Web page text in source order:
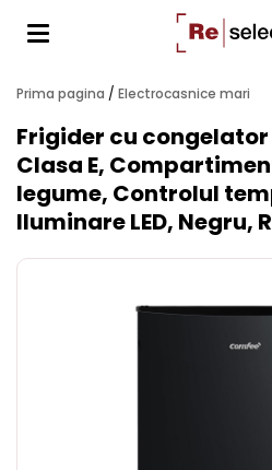
Prima pagina / Electrocasnice mari
Frigider cu congelator
Clasa E,
legume, Controlul
Iluminare LED, Negru,